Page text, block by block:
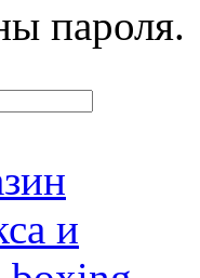
пароля.